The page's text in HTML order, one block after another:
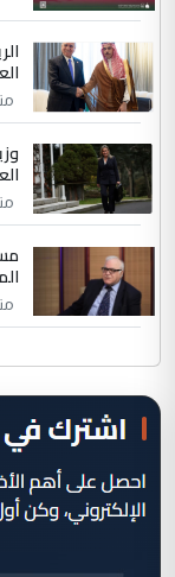
منذ
العالم
منذ
منذ